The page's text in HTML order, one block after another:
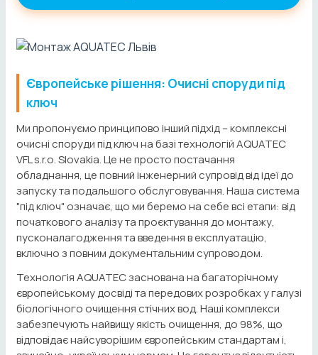
Європейське рішення: Очисні споруди під
ключ
Ми пропонуємо принципово інший підхід – комплексні
очисні споруди під ключ на базі технологій AQUATEC
VFL s.r.o. Slovakia. Це не просто постачання
обладнання, це повний інженерний супровід від ідеї до
запуску та подальшого обслуговування. Наша система
"під ключ" означає, що ми беремо на себе всі етапи: від
початкового аналізу та проєктування до монтажу,
пусконалагодження та введення в експлуатацію,
включно з повним документальним супроводом.
Технологія AQUATEC заснована на багаторічному
європейському досвіді та передових розробках у галузі
біологічного очищення стічних вод. Наші комплекси
забезпечують найвищу якість очищення, до 98%, що
відповідає найсуворішим європейським стандартам і,